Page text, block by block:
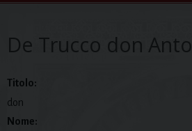
De Trucco don
Titolo:
don
Nome: